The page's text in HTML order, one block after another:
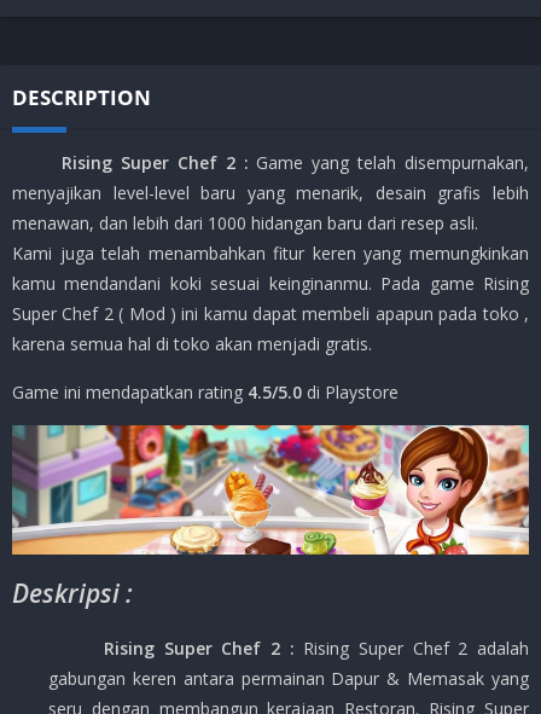
DESCRIPTION
Rising Super Chef 2 : Game yang telah disempurnakan,
menyajikan level-level baru yang menarik, desain grafis lebih
menawan, dan lebih dari 1000 hidangan baru dari resep asli.
Kami juga telah menambahkan fitur keren yang memungkinkan
kamu mendandani koki sesuai keinginanmu. Pada game Rising
Super Chef 2 ( Mod ) ini kamu dapat membeli apapun pada toko ,
karena semua hal di toko akan menjadi gratis.
Game ini mendapatkan rating 4.5/5.0 di Playstore
Deskripsi :
Rising Super Chef 2 : Rising Super Chef 2 adalah
gabungan keren antara permainan Dapur & Memasak yang
seru dengan membangun kerajaan Restoran. Rising Super